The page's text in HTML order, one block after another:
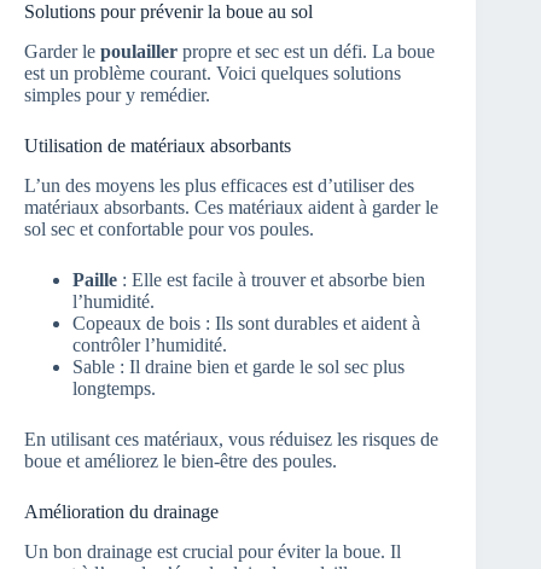
Solutions pour prévenir la boue au sol
Garder le poulailler propre et sec est un défi. La boue
est un problème courant. Voici quelques solutions
simples pour y remédier.
Utilisation de matériaux absorbants
L’un des moyens les plus efficaces est d’utiliser des
matériaux absorbants. Ces matériaux aident à garder le
sol sec et confortable pour vos poules.
Paille : Elle est facile à trouver et absorbe bien
l’humidité.
Copeaux de bois : Ils sont durables et aident à
contrôler l’humidité.
Sable : Il draine bien et garde le sol sec plus
longtemps.
En utilisant ces matériaux, vous réduisez les risques de
boue et améliorez le bien-être des poules.
Amélioration du drainage
Un bon drainage est crucial pour éviter la boue. Il